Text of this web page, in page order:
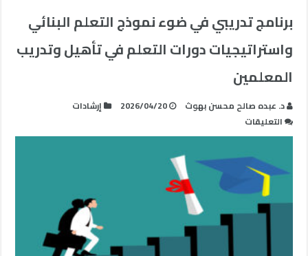
برنامج تدريبي في ضوء نموذج التعلم البنائي
واستراتيجيات دورات التعلم في تأهيل وتدريب
المعلمين
د. عبده صالح محسن بهوث 2026/04/20
إرشادات
التعليقات
برنامج
التعلم
البنائي
واستراتيجيات